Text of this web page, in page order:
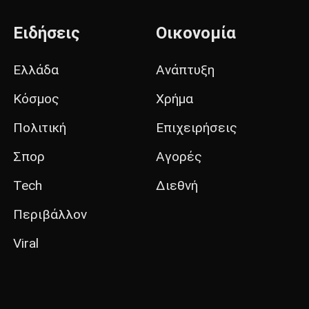
Ειδήσεις
Ελλάδα
Κόσμος
Πολιτική
Σπορ
Tech
Περιβάλλον
Viral
Οικονομία
Ανάπτυξη
Χρήμα
Επιχειρήσεις
Αγορές
Διεθνή